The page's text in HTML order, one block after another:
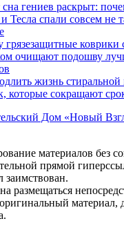
сна гениев раскрыт:
Тесла спали совсем не
грязезащитные коврики
очищают подошву
жизнь
которые сокращают
Дом «Новый
материалов без
прямой
заимствован.
размещаться
материал,